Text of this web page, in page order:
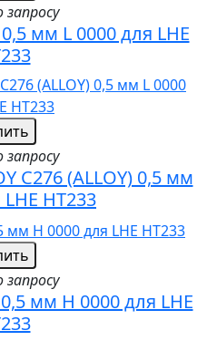
мм L 0000 для LHE
C276 (ALLOY) 0,5 мм
HT233
мм H 0000 для LHE